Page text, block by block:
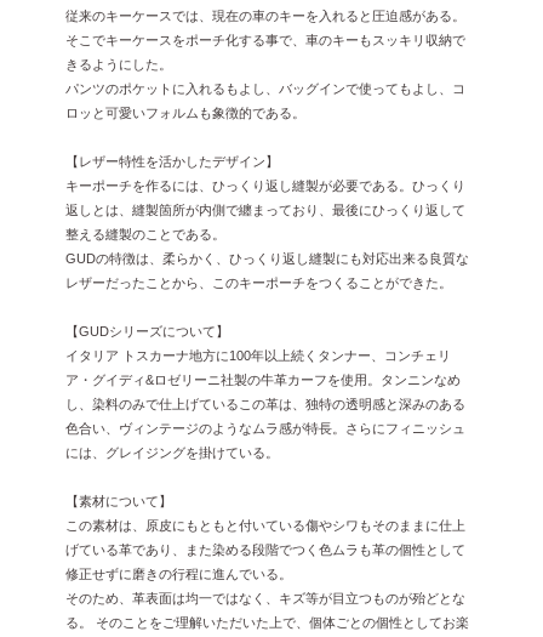
従来のキーケースでは、現在の車のキーを入れると圧迫感がある。
そこでキーケースをポーチ化する事で、車のキーもスッキリ収納で
きるようにした。
パンツのポケットに入れるもよし、バッグインで使ってもよし、コ
ロッと可愛いフォルムも象徴的である。
【レザー特性を活かしたデザイン】
キーポーチを作るには、ひっくり返し縫製が必要である。ひっくり
返しとは、縫製箇所が内側で纏まっており、最後にひっくり返して
整える縫製のことである。
GUDの特徴は、柔らかく、ひっくり返し縫製にも対応出来る良質な
レザーだったことから、このキーポーチをつくることができた。
【GUDシリーズについて】
イタリア トスカーナ地方に100年以上続くタンナー、コンチェリ
ア・グイディ&ロゼリーニ社製の牛革カーフを使用。タンニンなめ
し、染料のみで仕上げているこの革は、独特の透明感と深みのある
色合い、ヴィンテージのようなムラ感が特長。さらにフィニッシュ
には、グレイジングを掛けている。
【素材について】
この素材は、原皮にもともと付いている傷やシワもそのままに仕上
げている革であり、また染める段階でつく色ムラも革の個性として
修正せずに磨きの行程に進んでいる。
そのため、革表面は均一ではなく、キズ等が目立つものが殆どとな
る。 そのことをご理解いただいた上で、個体ごとの個性としてお楽